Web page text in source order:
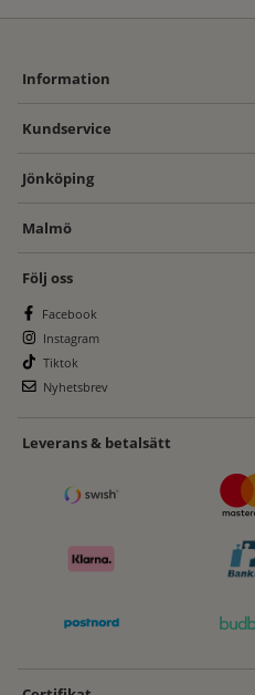
Information
Kundservice
Jönköping
Malmö
Följ oss
Facebook
Instagram
Tiktok
Nyhetsbrev
Leverans & betalsätt